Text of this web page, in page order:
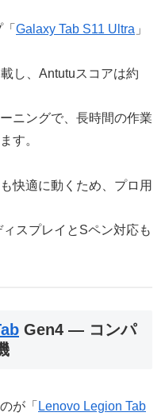
Galaxy Tab S11 Ultra 」
し、Antutuスコアは約
ニングで、長時間の作業
す。
快適に動くため、プロ用
スプレイとSペン対応も
Gen4 ― コンパ
が「 Lenovo Legion Tab